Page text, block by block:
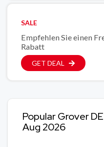
SALE
Empfehlen Sie einen
Rabatt
GET DEAL
Popular Grover
Aug 2026